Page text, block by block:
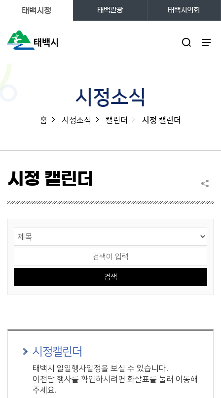
태백시청 태백관광 태백시의회
시정소식
홈 시정소식 캘린더 시정 캘린더
시정 캘린더
시정캘린더
태백시 일일행사일정을 보실 수 있습니다.
이전달 행사를 확인하시려면 화살표를 눌러 이동해
주세요.